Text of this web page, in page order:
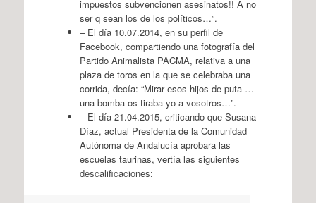
impuestos subvencionen asesinatos!! A no
ser q sean los de los políticos…”.
– El día 10.07.2014, en su perfil de
Facebook, compartiendo una fotografía del
Partido Animalista PACMA, relativa a una
plaza de toros en la que se celebraba una
corrida, decía: “Mirar esos hijos de puta …
una bomba os tiraba yo a vosotros…”.
– El día 21.04.2015, criticando que Susana
Díaz, actual Presidenta de la Comunidad
Autónoma de Andalucía aprobara las
escuelas taurinas, vertía las siguientes
descalificaciones: